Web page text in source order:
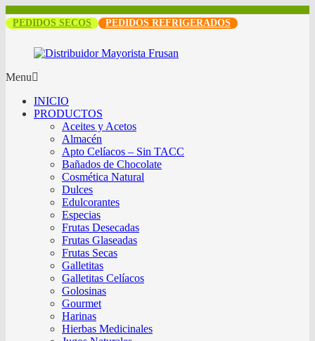
PEDIDOS SECOS PEDIDOS REFRIGERADOS
Menu
INICIO
PRODUCTOS
Aceites y Acetos
Almacén
Apto Celíacos – Sin TACC
Bañados de Chocolate
Cosmética Natural
Dulces
Edulcorantes
Especias
Frutas Desecadas
Frutas Glaseadas
Frutas Secas
Galletitas
Galletitas Celíacos
Golosinas
Gourmet
Harinas
Hierbas Medicinales